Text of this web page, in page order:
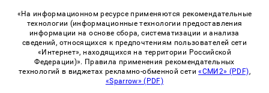
«На информационном ресурсе применяются рекомендательные
технологии (информационные технологии предоставления
информации на основе сбора, систематизации и анализа
сведений, относящихся к предпочтениям пользователей сети
«Интернет», находящихся на территории Российской
Федерации)». Правила применения рекомендательных
технологий в виджетах рекламно-обменной сети«СМИ2» (PDF),
«Sparrow» (PDF)